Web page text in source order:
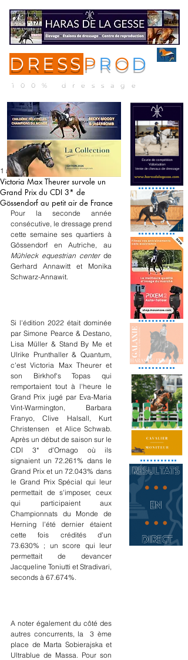
DRESS P R O D
100% dressage
Victoria Max Theurer survole un
Grand Prix du CDI 3* de
Gössendorf au petit air de France
1 avr. 2023
Pour la seconde année
consécutive, le dressage prend
cette semaine ses quartiers à
Mühleck equestrian center de
Gerhard Annawitt et Monika
Schwarz-Annawit.
Si l'édition 2022 était dominée
par Simone Pearce & Destano,
Lisa Müller & Stand By Me et
Ulrike Prunthaller & Quantum,
c'est Victoria Max Theurer et
son Birkhof's Topas
qui
remportaient tout à l'heure le
Grand Prix jugé par Eva-Maria
Vint-Warmington,
Barbara
Franyo, Clive Halsall, Kurt
Christensen  et Alice Schwab.
Après un début de saison sur le
CDI 3* d'Ornago où ils
signaient un 72.261% dans le
Grand Prix et un 72.043% dans
le Grand Prix Spécial qui leur
permettait de s'imposer, ceux
qui participaient aux
Championnats du Monde de
Herning l'été dernier étaient
cette fois crédités d'un
73.630% ; un score qui leur
permettait de devancer
Jacqueline Toniutti et Stradivari,
seconds à 67.674%.
A noter également du côté des
autres concurrents, la  3 ème
place de Marta Sobierajska et
Ultrablue de Massa. Pour son